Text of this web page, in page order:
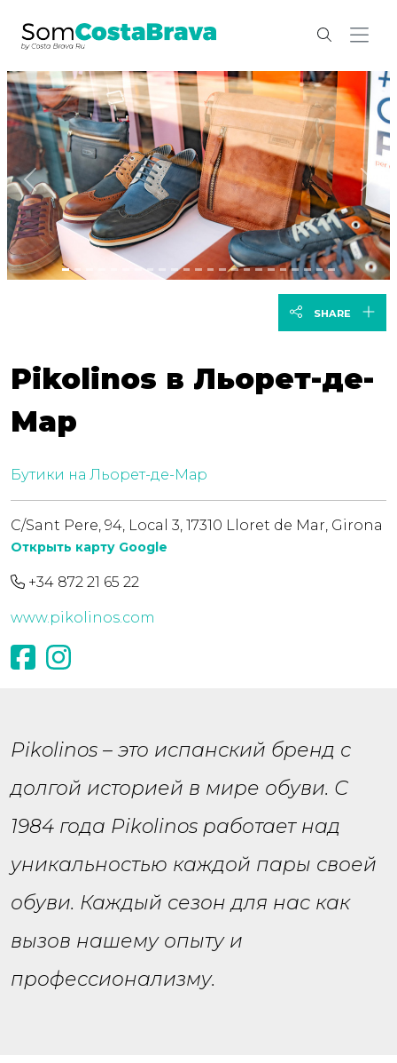
previous
Pikolinos в Льорет-де-
Мар
Бутики на Льорет-де-Мар
C/Sant Pere, 94, Local 3, 17310 Lloret de Mar, Girona
Открыть карту Google
+34 872 21 65 22
www.pikolinos.com
SHARE
Pikolinos – это испанский бренд с
долгой историей в мире обуви. С
1984 года Pikolinos работает над
уникальностью каждой пары своей
обуви. Каждый сезон для нас как
вызов нашему опыту и
профессионализму.